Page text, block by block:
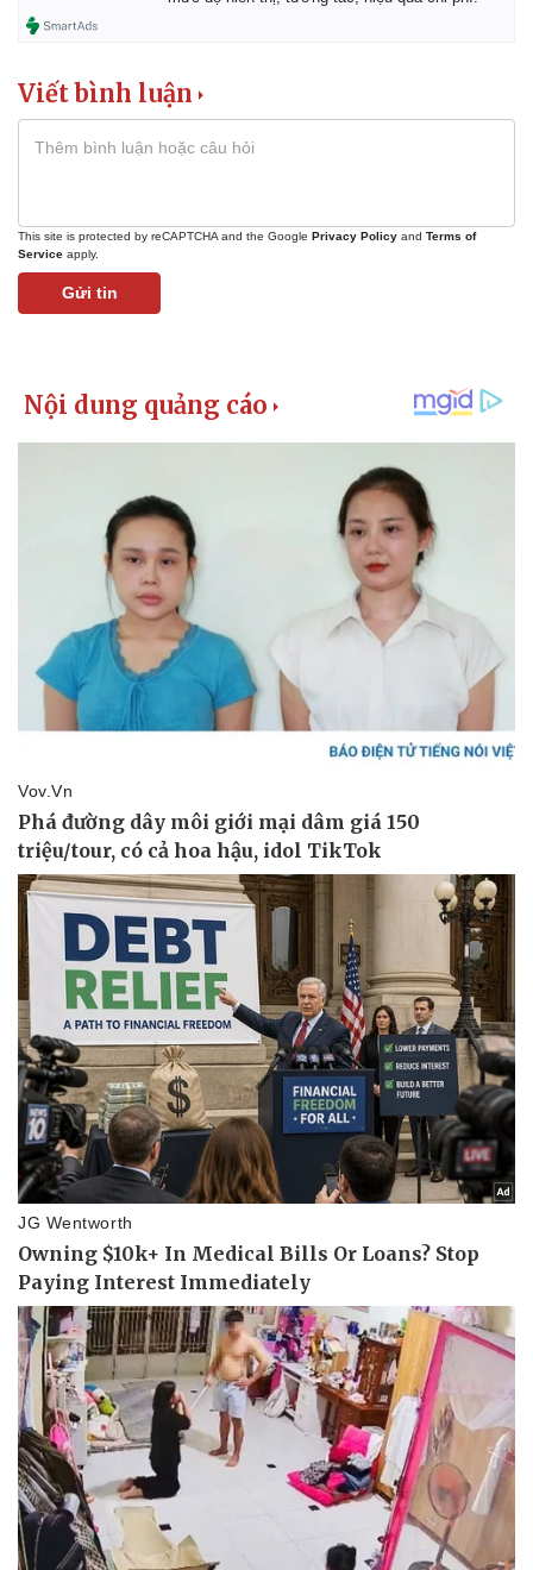
Kinh tế
Bất động sản
Khởi nghiệp
Thị trường
Giá vàng
Tiêu dùng
Tỷ giá
Chứng khoán
Giá cà phê
Viết bình luận
This site is protected by reCAPTCHA and the Google Privacy Policy and Terms of
Service apply.
Gửi tin